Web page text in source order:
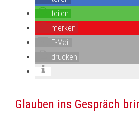
teilen
merken
E-Mail
drucken
Glauben ins Gespräch